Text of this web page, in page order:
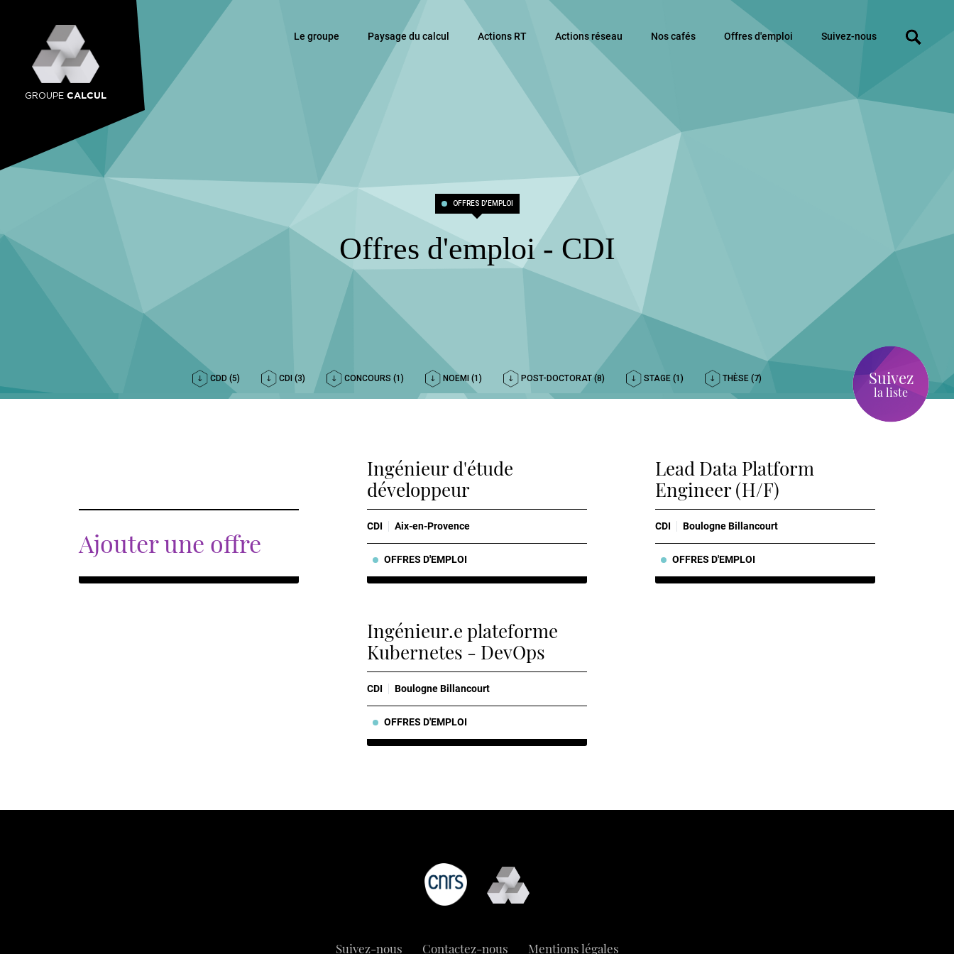
GROUPE CALCUL
Le groupe Paysage du calcul Actions RT Actions réseau Nos cafés Offres d'emploi Suivez-nous
OFFRES D'EMPLOI
Offres d'emploi - CDI
CDD (5) CDI (3) CONCOURS (1) NOEMI (1) POST-DOCTORAT (8) STAGE (1) THÈSE (7) Suivez
la liste
Ajouter une offre
Ingénieur d'étude
développeur
CDI Aix-en-Provence
OFFRES D'EMPLOI
Lead Data Platform
Engineer (H/F)
CDI Boulogne Billancourt
OFFRES D'EMPLOI
Ingénieur.e plateforme
Kubernetes - DevOps
CDI Boulogne Billancourt
OFFRES D'EMPLOI
Suivez-nous Contactez-nous Mentions légales